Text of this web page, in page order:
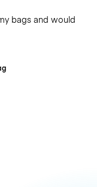
bags and would